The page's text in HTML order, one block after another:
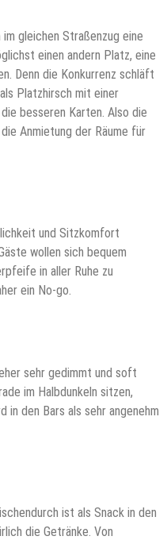
gleichen Straßenzug eine
einen andern Platz, eine
Denn die Konkurrenz schläft
Platzhirsch mit einer
besseren Karten. Also die
Anmietung der Räume für
und Sitzkomfort
wollen sich bequem
in aller Ruhe zu
ein No-go.
sehr gedimmt und soft
im Halbdunkeln sitzen,
den Bars als sehr angenehm
ist als Snack in den
die Getränke. Von